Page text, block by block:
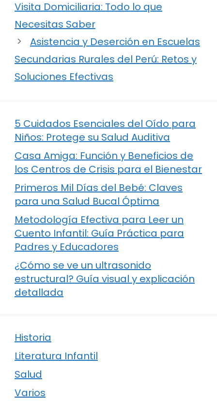
Visita Domiciliaria: Todo lo que
Necesitas Saber
Asistencia y Deserción en Escuelas
Secundarias Rurales del Perú: Retos y
Soluciones Efectivas
5 Cuidados Esenciales del Oído para
Niños: Protege su Salud Auditiva
Casa Amiga: Función y Beneficios de
los Centros de Crisis para el Bienestar
Primeros Mil Días del Bebé: Claves
para una Salud Bucal Óptima
Metodología Efectiva para Leer un
Cuento Infantil: Guía Práctica para
Padres y Educadores
¿Cómo se ve un ultrasonido
estructural? Guía visual y explicación
detallada
Historia
Literatura Infantil
Salud
Varios